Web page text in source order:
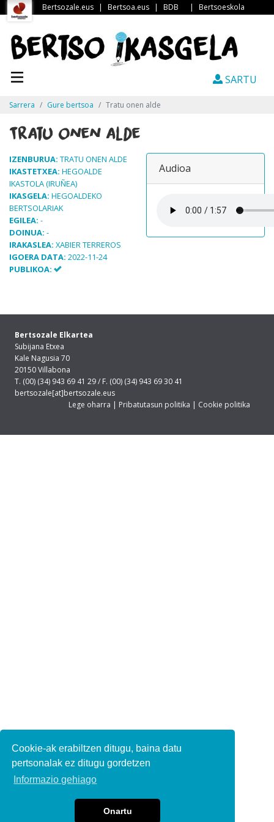
Cookie-ak erabiltzen ditugu, baina datu
pertsonalak ez ditugu gordetzen
Informazio gehiago
Onartu
Bertsozale.eus | Bertsoa.eus | BDB | Bertsoeskola
SARTU
Sarrera Gure bertsoa Tratu onen alde
Tratu onen alde
IZENBURUA: TRATU ONEN ALDE
IKASTETXEA: HEGOALDE
IKASTOLA (IRUÑEA)
IKASGELA: HEGOALDEKO
BERTSOLARIAK
EGILEA: -
DOINUA: -
IRAKASLEA: XABIER TERREROS
IGOERA DATA: 2022-11-24
PUBLIKOA:
Audioa
Bertsozale Elkartea
Subijana Etxea
Kale Nagusia 70
20150 Villabona
T. (00) (34) 943 69 41 29 / F. (00) (34) 943 69 30 41
bertsozale[at]bertsozale.eus
Lege oharra | Pribatutasun politika | Cookie politika